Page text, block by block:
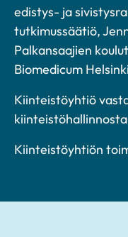
edistys- ja
tutkimussäätiö,
Palkansaajien
Biomedicum
Kiinteistöyhtiö
Kiinteistöyhtiön